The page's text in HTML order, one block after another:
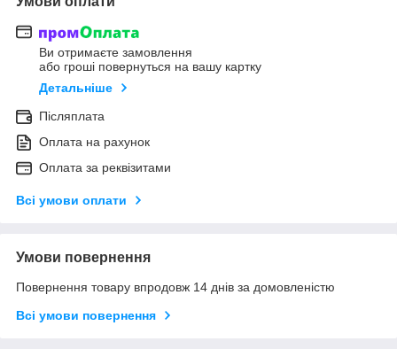
Ви отримаєте замовлення
або гроші повернуться на вашу картку
Детальніше
Післяплата
Оплата на рахунок
Оплата за реквізитами
Всі умови оплати
Умови повернення
Повернення товару впродовж 14 днів за домовленістю
Всі умови повернення